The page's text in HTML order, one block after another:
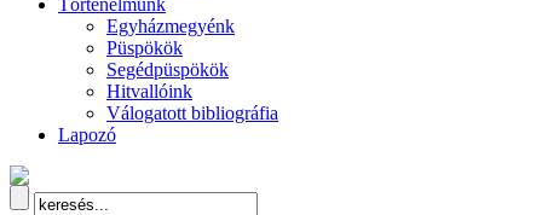
Történelmünk
Egyházmegyénk
Püspökök
Segédpüspökök
Hitvallóink
Válogatott bibliográfia
Lapozó